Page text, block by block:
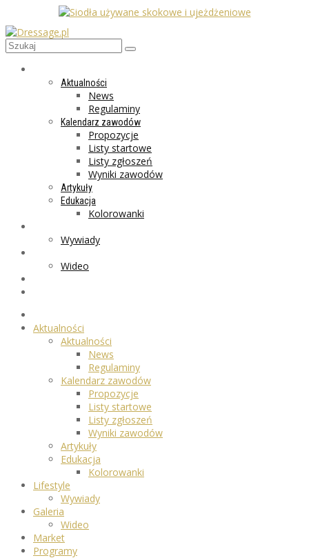
Aktualności
News
Regulaminy
Kalendarz zawodów
Propozycje
Listy startowe
Listy zgłoszeń
Wyniki zawodów
Artykuły
Edukacja
Kolorowanki
Wywiady
Wideo
Aktualności
Aktualności
News
Regulaminy
Kalendarz zawodów
Propozycje
Listy startowe
Listy zgłoszeń
Wyniki zawodów
Artykuły
Edukacja
Kolorowanki
Lifestyle
Wywiady
Galeria
Wideo
Market
Programy